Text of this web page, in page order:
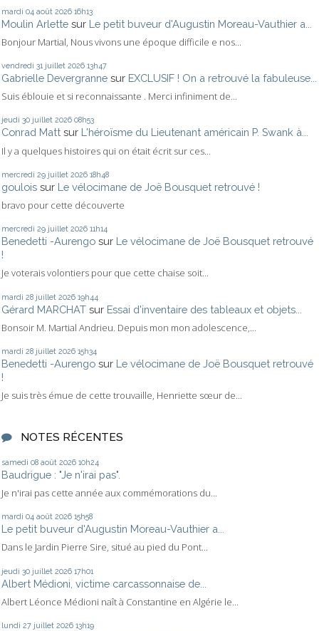
mardi 04 août 2026 16h13
Moulin Arlette sur Le petit buveur d'Augustin Moreau-Vauthier a...
Bonjour Martial, Nous vivons une époque difficile e nos...
vendredi 31 juillet 2026 13h47
Gabrielle Devergranne sur EXCLUSIF ! On a retrouvé la fabuleuse...
Suis éblouie et si reconnaissante . Merci infiniment de...
jeudi 30 juillet 2026 08h53
Conrad Matt sur L'héroïsme du Lieutenant américain P. Swank à...
Il y a quelques histoires qui on était écrit sur ces...
mercredi 29 juillet 2026 18h48
goulois sur Le vélocimane de Joë Bousquet retrouvé !
bravo pour cette découverte
mercredi 29 juillet 2026 11h14
Benedetti -Aurengo sur Le vélocimane de Joë Bousquet retrouvé
!
Je voterais volontiers pour que cette chaise soit...
mardi 28 juillet 2026 19h44
Gérard MARCHAT sur Essai d'inventaire des tableaux et objets...
Bonsoir M. Martial Andrieu. Depuis mon mon adolescence,...
mardi 28 juillet 2026 15h34
Benedetti -Aurengo sur Le vélocimane de Joë Bousquet retrouvé
!
Je suis très émue de cette trouvaille, Henriette sœur de...
NOTES RÉCENTES
samedi 08 août 2026 10h24
Baudrigue : "Je n'irai pas".
Je n'irai pas cette année aux commémorations du...
mardi 04 août 2026 15h58
Le petit buveur d'Augustin Moreau-Vauthier a...
Dans le Jardin Pierre Sire, situé au pied du Pont...
jeudi 30 juillet 2026 17h01
Albert Médioni, victime carcassonnaise de...
Albert Léonce Médioni naît à Constantine en Algérie le...
lundi 27 juillet 2026 13h19